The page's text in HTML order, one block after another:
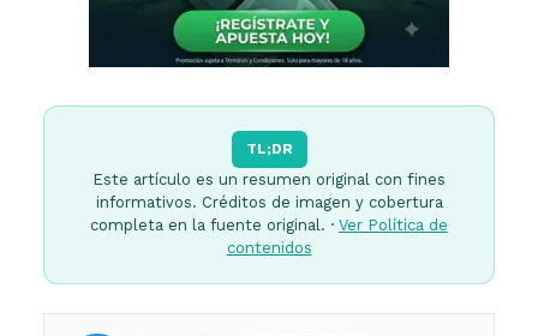
TL;DR
Este artículo es un resumen original con fines
informativos. Créditos de imagen y cobertura
completa en la fuente original. · Ver Política de
contenidos